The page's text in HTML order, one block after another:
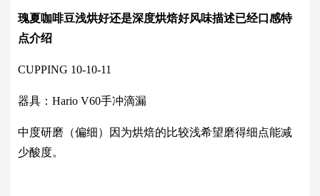
瑰夏咖啡豆浅烘好还是深度烘焙好风味描述已经口感特
点介绍
CUPPING 10-10-11
器具：Hario V60手冲滴漏
中度研磨（偏细）因为烘焙的比较浅希望磨得细点能减
少酸度。